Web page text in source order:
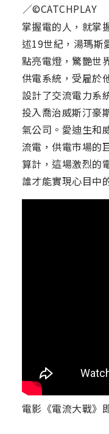
／©CATCHPLAY
掌握電的人，就掌
述19世紀，湯瑪斯
點亮電燈，驚艷世
供電系統，受雇於
設計了交流電力系
投入喬治威斯汀豪
氣公司。愛迪生和
流電，供電市場的
算計，這場激烈的
誰才能實現心目中
電影《電流大戰》